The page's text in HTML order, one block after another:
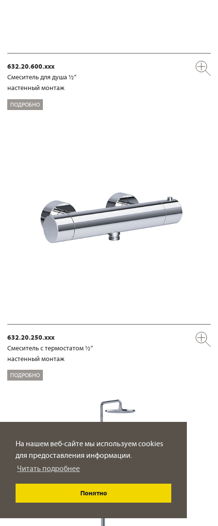
На нашем веб-сайте мы используем cookies
для предоставления информации.
Читать подробнее
Понятно
632.20.600.xxx
Смеситель для душа ½“
настенный монтаж
ПОДРОБНО
632.20.250.xxx
Смеситель с термостатом ½“
настенный монтаж
ПОДРОБНО